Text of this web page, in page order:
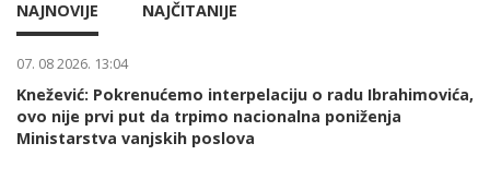
NAJNOVIJE NAJČITANIJE
07. 08 2026. 13:04
Knežević: Pokrenućemo interpelaciju o radu Ibrahimovića,
ovo nije prvi put da trpimo nacionalna poniženja
Ministarstva vanjskih poslova